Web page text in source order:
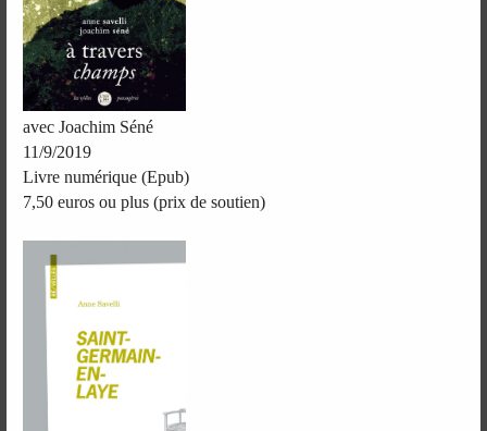
avec Joachim Séné
11/9/2019
Livre numérique (Epub)
7,50 euros ou plus (prix de soutien)